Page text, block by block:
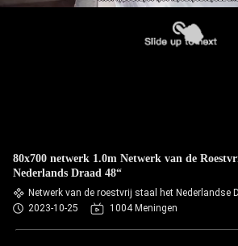
80x700 netwerk 1.0m Netwerk van de
Nederlands Draad 48“
Netwerk van de roestvrij staal het Nederlandse
2023-10-25
1004 Meningen